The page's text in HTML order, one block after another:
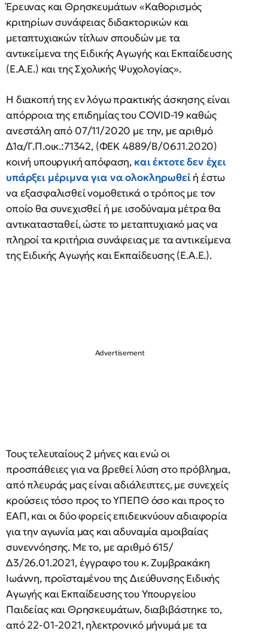
Έρευνας και Θρησκευμάτων «Καθορισμός
κριτηρίων συνάφειας διδακτορικών και
μεταπτυχιακών τίτλων σπουδών με τα
αντικείμενα της Ειδικής Αγωγής και Εκπαίδευσης
(Ε.Α.Ε.) και της Σχολικής Ψυχολογίας».
Η διακοπή της εν λόγω πρακτικής άσκησης είναι
απόρροια της επιδημίας του COVID-19 καθώς
ανεστάλη από 07/11/2020 με την, με αριθμό
Δ1α/Γ.Π.οικ.:71342, (ΦΕΚ 4889/Β/06.11.2020)
κοινή υπουργική απόφαση, και έκτοτε δεν έχει
υπάρξει μέριμνα για να ολοκληρωθείή έστω
να εξασφαλισθεί νομοθετικά ο τρόπος με τον
οποίο θα συνεχισθεί ή με ισοδύναμα μέτρα θα
αντικατασταθεί, ώστε το μεταπτυχιακό μας να
πληροί τα κριτήρια συνάφειας με τα αντικείμενα
της Ειδικής Αγωγής και Εκπαίδευσης (Ε.Α.Ε.).
Τους τελευταίους 2 μήνες και ενώ οι
προσπάθειες για να βρεθεί λύση στο πρόβλημα,
από πλευράς μας είναι αδιάλειπτες, με συνεχείς
κρούσεις τόσο προς το ΥΠΕΠΘ όσο και προς το
ΕΑΠ, και οι δύο φορείς επιδεικνύουν αδιαφορία
για την αγωνία μας και αδυναμία αμοιβαίας
συνεννόησης. Με το, με αριθμό 615/
Δ3/26.01.2021, έγγραφο του κ. Ζυμβρακάκη
Ιωάννη, προϊσταμένου της Διεύθυνσης Ειδικής
Αγωγής και Εκπαίδευσης του Υπουργείου
Παιδείας και Θρησκευμάτων, διαβιβάστηκε το,
από 22-01-2021, ηλεκτρονικό μήνυμά με τα